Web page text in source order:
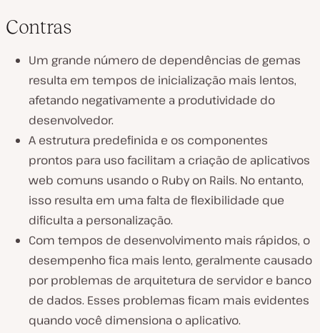
Contras
Um grande número de dependências de gemas
resulta em tempos de inicialização mais lentos,
afetando negativamente a produtividade do
desenvolvedor.
A estrutura predefinida e os componentes
prontos para uso facilitam a criação de aplicativos
web comuns usando o Ruby on Rails. No entanto,
isso resulta em uma falta de flexibilidade que
dificulta a personalização.
Com tempos de desenvolvimento mais rápidos, o
desempenho fica mais lento, geralmente causado
por problemas de arquitetura de servidor e banco
de dados. Esses problemas ficam mais evidentes
quando você dimensiona o aplicativo.